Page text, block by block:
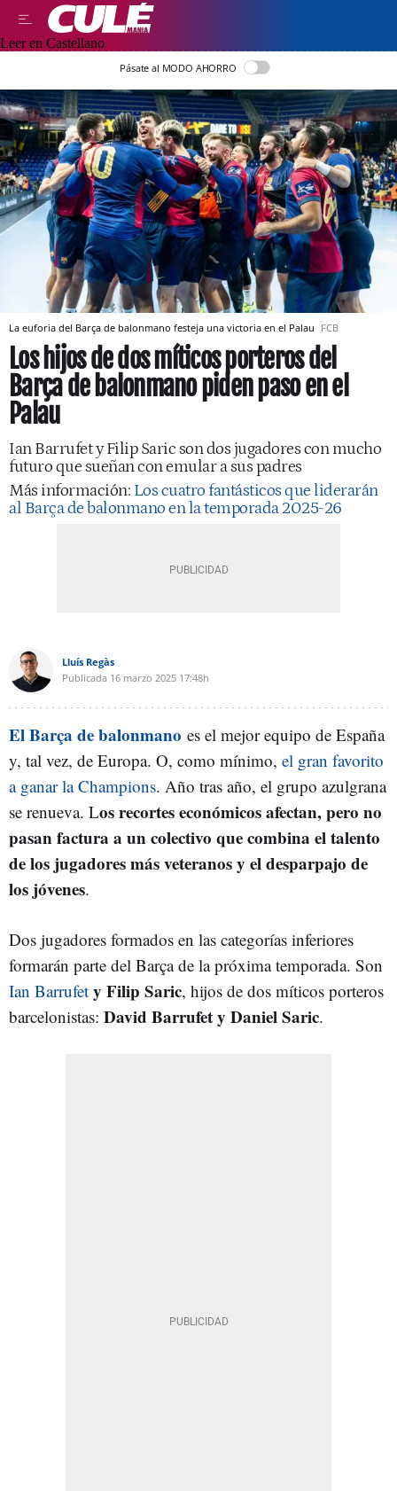
Leer en Castellano
Pásate al MODO AHORRO
La euforia del Barça de balonmano festeja una victoria en el Palau FCB
Los hijos de dos míticos porteros del
Barça de balonmano piden paso en el
Palau
Ian Barrufet y Filip Saric son dos jugadores con mucho
futuro que sueñan con emular a sus padres
Más información: Los cuatro fantásticos que liderarán
al Barça de balonmano en la temporada 2025-26
Lluís Regàs
Publicada 16 marzo 2025 17:48h
El Barça de balonmano es el mejor equipo de España
y, tal vez, de Europa. O, como mínimo, el gran favorito
a ganar la Champions. Año tras año, el grupo azulgrana
se renueva. Los recortes económicos afectan, pero no
pasan factura a un colectivo que combina el talento
de los jugadores más veteranos y el desparpajo de
los jóvenes.
Dos jugadores formados en las categorías inferiores
formarán parte del Barça de la próxima temporada. Son
Ian Barrufet y Filip Saric, hijos de dos míticos porteros
barcelonistas: David Barrufet y Daniel Saric.